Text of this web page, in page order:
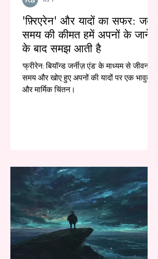
'फ़्रिएरेन' और यादों का सफर: जब
समय की कीमत हमें अपनों के जाने
के बाद समझ आती है
'फ्रीरेन: बियॉन्ड जर्नीज़ एंड' के माध्यम से जीवन,
समय और खोए हुए अपनों की यादों पर एक भावुक
और मार्मिक चिंतन।